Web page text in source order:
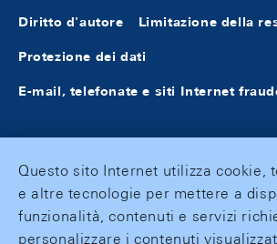
Diritto d'autore Limitazione della
Protezione dei dati
E-mail, telefonate e siti Internet
Questo sito Internet utilizza cookie,
e altre tecnologie per mettere a
funzionalità, contenuti e servizi
personalizzare i contenuti